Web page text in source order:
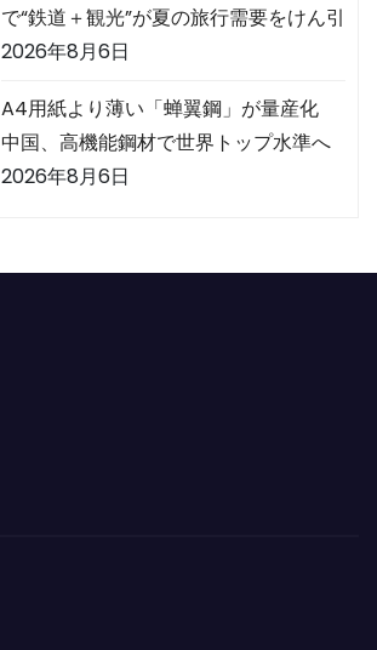
で“鉄道＋観光”が夏の旅行需要をけん引
2026年8月6日
A4用紙より薄い「蝉翼鋼」が量産化
中国、高機能鋼材で世界トップ水準へ
2026年8月6日